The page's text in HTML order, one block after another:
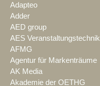
Adapteo
Adder
AED group
AES Veranstaltungstechnik
AFMG
Agentur für Markenträume
AK Media
Akademie der OETHG